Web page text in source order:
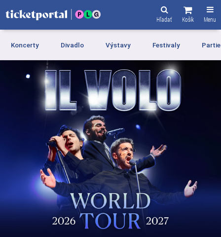
Menu
Košík
Hľadať
Koncerty Divadlo Výstavy Festivaly